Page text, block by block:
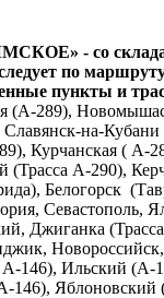
- со
по
пункты и
(А-289),
на-
Курчанская ( А-
(Трасса А-290),
Белогорск
Севастополь,
Джиганка
146), Ильский (А-
146), Яблоновский